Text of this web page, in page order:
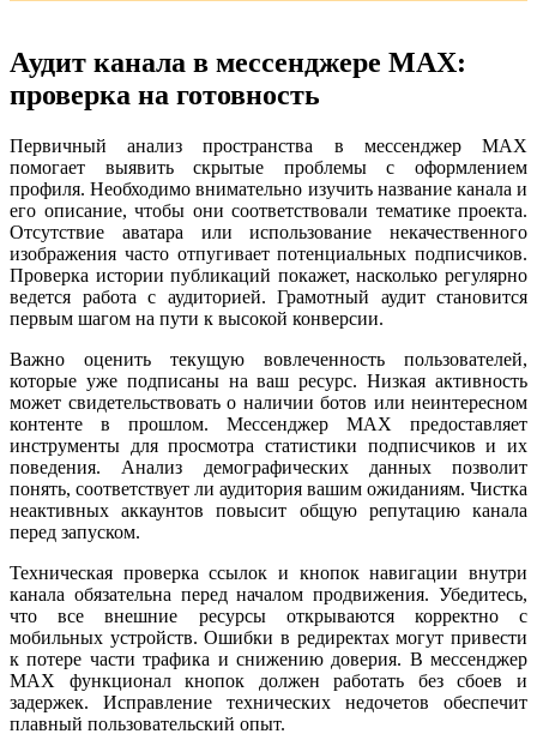
Аудит канала в мессенджере MAX:
проверка на готовность
Первичный анализ пространства в мессенджер MAX
помогает выявить скрытые проблемы с оформлением
профиля. Необходимо внимательно изучить название канала и
его описание, чтобы они соответствовали тематике проекта.
Отсутствие аватара или использование некачественного
изображения часто отпугивает потенциальных подписчиков.
Проверка истории публикаций покажет, насколько регулярно
ведется работа с аудиторией. Грамотный аудит становится
первым шагом на пути к высокой конверсии.
Важно оценить текущую вовлеченность пользователей,
которые уже подписаны на ваш ресурс. Низкая активность
может свидетельствовать о наличии ботов или неинтересном
контенте в прошлом. Мессенджер MAX предоставляет
инструменты для просмотра статистики подписчиков и их
поведения. Анализ демографических данных позволит
понять, соответствует ли аудитория вашим ожиданиям. Чистка
неактивных аккаунтов повысит общую репутацию канала
перед запуском.
Техническая проверка ссылок и кнопок навигации внутри
канала обязательна перед началом продвижения. Убедитесь,
что все внешние ресурсы открываются корректно с
мобильных устройств. Ошибки в редиректах могут привести
к потере части трафика и снижению доверия. В мессенджер
MAX функционал кнопок должен работать без сбоев и
задержек. Исправление технических недочетов обеспечит
плавный пользовательский опыт.